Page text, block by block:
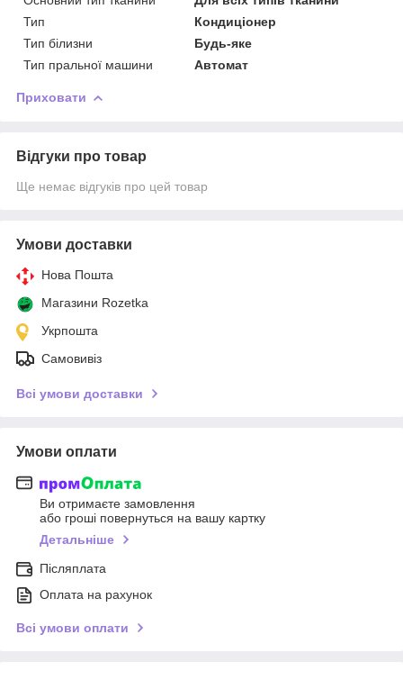
Тип
Кондиціонер
Тип білизни
Будь-яке
Тип пральної машини
Автомат
Приховати
Відгуки про товар
Ще немає відгуків про цей товар
Умови доставки
Нова Пошта
Магазини Rozetka
Укрпошта
Самовивіз
Всі умови доставки
Умови оплати
Ви отримаєте замовлення
або гроші повернуться на вашу картку
Детальніше
Післяплата
Оплата на рахунок
Всі умови оплати